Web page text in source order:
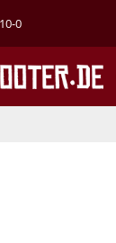
0